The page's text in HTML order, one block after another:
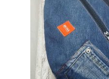
Polityka prywatności
Regulamin